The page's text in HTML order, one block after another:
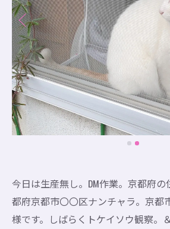
今日は生産無し。DM作業。京都府
都府京都市〇〇区ナンチャラ。京都
様です。しばらくトケイソウ観察。